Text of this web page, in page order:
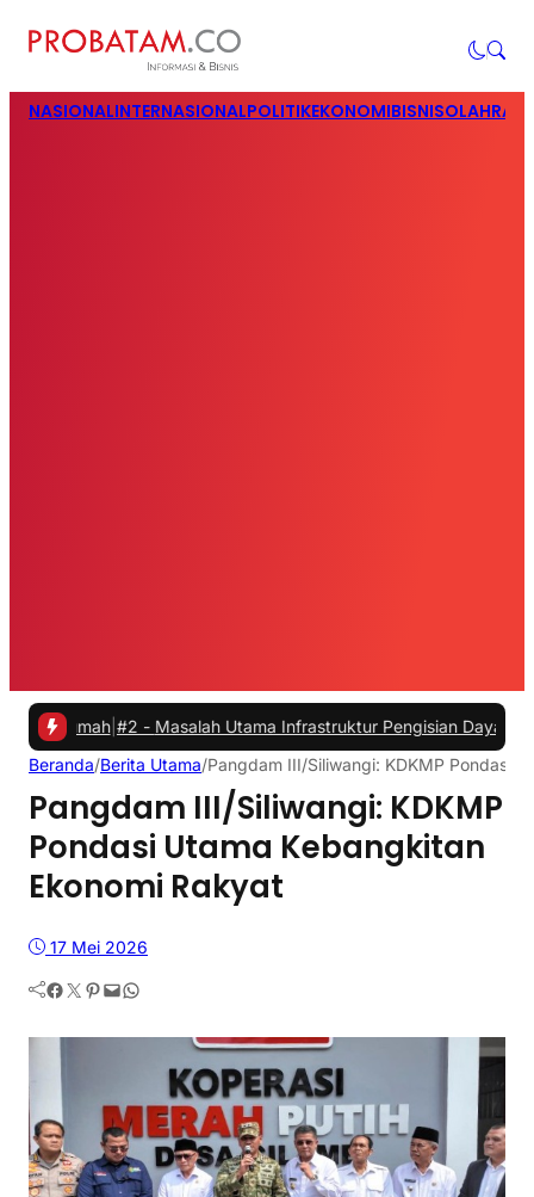
NASIONALINTERNASIONALPOLITIKEKONOMIBISNIS
#2 - Masalah Utama Infrastruktur Pengisian Daya untuk Mobil
Beranda/Berita Utama/Pangdam III/Siliwangi: KDKMP Pondasi
Pangdam III/Siliwangi: KDKMP
Pondasi Utama Kebangkitan
Ekonomi Rakyat
17 Mei 2026
Facebook Twitter Pinterest Mail WhatsApp